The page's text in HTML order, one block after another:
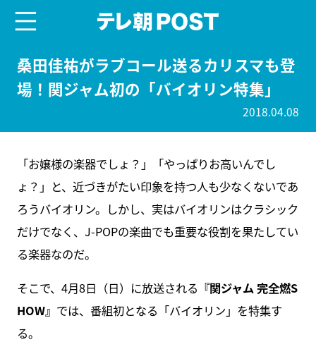
桑田佳祐がラブコール送るカリスマも登
場！関ジャム初の「バイオリン特集」
2018.04.08
「お嬢様の楽器でしょ？」「やっぱりお高いんでし
ょ？」と、近づきがたい印象を持つ人も少なくないであ
ろうバイオリン。しかし、実はバイオリンはクラシック
だけでなく、J-POPの楽曲でも重要な役割を果たしてい
る楽器なのだ。
そこで、4月8日（日）に放送される 『関ジャム 完全燃S
HOW』 では、番組初となる「バイオリン」を特集す
る。